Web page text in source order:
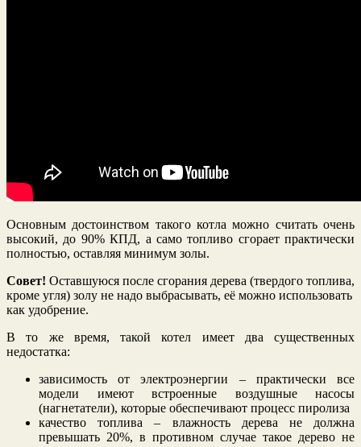
Основным достоинством такого котла можно считать очень
высокий, до 90% КПД, а само топливо сгорает практически
полностью, оставляя минимум золы.
Совет! Оставшуюся после сгорания дерева (твердого топлива,
кроме угля) золу не надо выбрасывать, её можно использовать
как удобрение.
В то же время, такой котел имеет два существенных
недостатка:
зависимость от электроэнергии – практически все
модели имеют встроенные воздушные насосы
(нагнетатели), которые обеспечивают процесс пиролиза
качество топлива – влажность дерева не должна
превышать 20%, в противном случае такое дерево не